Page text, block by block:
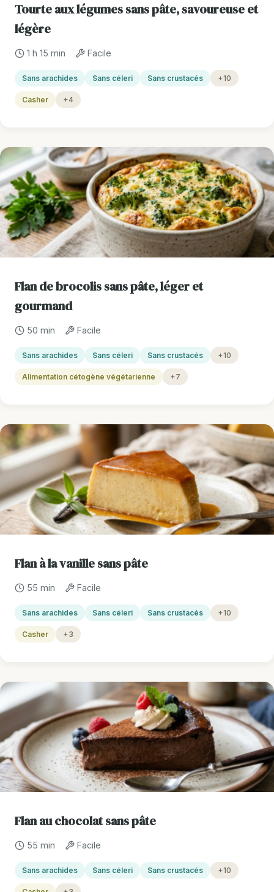
Tourte aux légumes sans pâte, savoureuse et
légère
1 h 15 min Facile
Sans arachides Sans céleri Sans crustacés +10
Casher +4
Flan de brocolis sans pâte, léger et
gourmand
50 min Facile
Sans arachides Sans céleri Sans crustacés +10
Alimentation cétogène végétarienne +7
Flan à la vanille sans pâte
55 min Facile
Sans arachides Sans céleri Sans crustacés +10
Casher +3
Flan au chocolat sans pâte
55 min Facile
Sans arachides Sans céleri Sans crustacés +10